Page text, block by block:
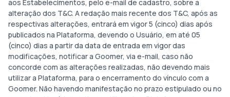
aos Estabelecimentos, pelo e-mail de cadastro, sobre a
alteração dos T&C. A redação mais recente dos T&C, após as
respectivas alterações, entrará em vigor 5 (cinco) dias após
publicados na Plataforma, devendo o Usuário, em até 05
(cinco) dias a partir da data de entrada em vigor das
modificações, notificar a Goomer, via e-mail, caso não
concorde com as alterações realizadas, não devendo mais
utilizar a Plataforma, para o encerramento do vínculo com a
Goomer. Não havendo manifestação no prazo estipulado ou no